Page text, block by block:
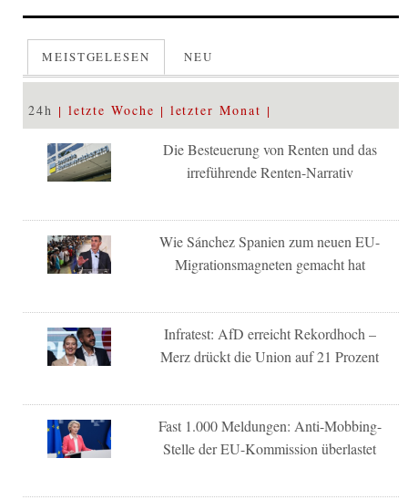
MEISTGELESEN NEU
24h letzte Woche letzter Monat
Die Besteuerung von Renten und das
irreführende Renten-Narrativ
Wie Sánchez Spanien zum neuen EU-
Migrationsmagneten gemacht hat
Infratest: AfD erreicht Rekordhoch –
Merz drückt die Union auf 21 Prozent
Fast 1.000 Meldungen: Anti-Mobbing-
Stelle der EU-Kommission überlastet